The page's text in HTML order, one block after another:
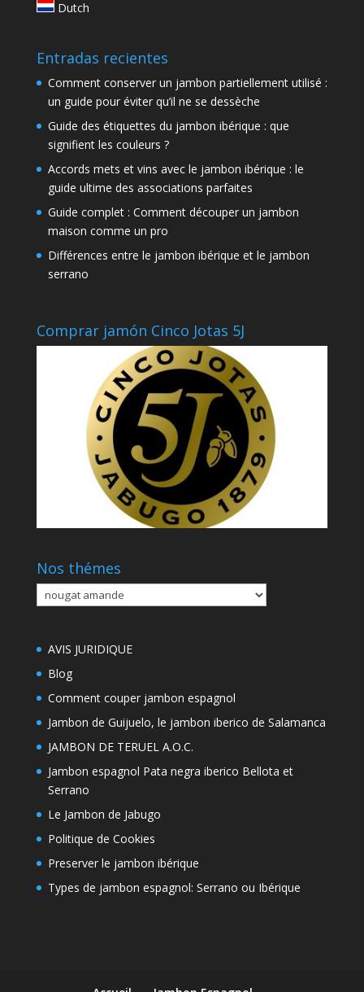
Dutch
Entradas recientes
Comment conserver un jambon partiellement utilisé :
un guide pour éviter qu’il ne se dessèche
Guide des étiquettes du jambon ibérique : que
signifient les couleurs ?
Accords mets et vins avec le jambon ibérique : le
guide ultime des associations parfaites
Guide complet : Comment découper un jambon
maison comme un pro
Différences entre le jambon ibérique et le jambon
serrano
Comprar jamón Cinco Jotas 5J
Nos thémes
Nos
thémes
AVIS JURIDIQUE
Blog
Comment couper jambon espagnol
Jambon de Guijuelo, le jambon iberico de Salamanca
JAMBON DE TERUEL A.O.C.
Jambon espagnol Pata negra iberico Bellota et
Serrano
Le Jambon de Jabugo
Politique de Cookies
Preserver le jambon ibérique
Types de jambon espagnol: Serrano ou Ibérique